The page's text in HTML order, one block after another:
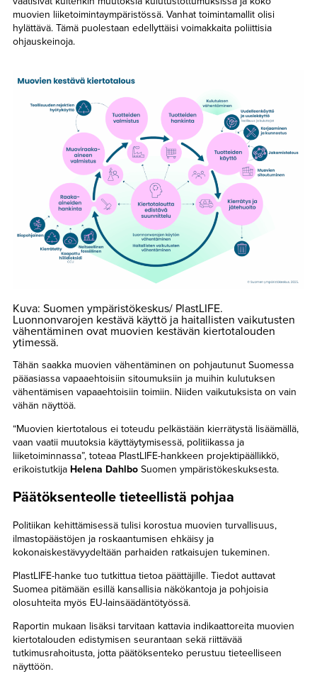
muovien liiketoimintaympäristössä. Vanhat toimintamallit olisi
hylättävä. Tämä puolestaan edellyttäisi voimakkaita poliittisia
ohjauskeinoja.
Kuva: Suomen ympäristökeskus/ PlastLIFE.
Luonnonvarojen kestävä käyttö ja haitallisten vaikutusten
vähentäminen ovat muovien kestävän kiertotalouden
ytimessä.
Tähän saakka muovien vähentäminen on pohjautunut Suomessa
pääasiassa vapaaehtoisiin sitoumuksiin ja muihin kulutuksen
vähentämisen vapaaehtoisiin toimiin. Niiden vaikutuksista on vain
vähän näyttöä.
“Muovien kiertotalous ei toteudu pelkästään kierrätystä lisäämällä,
vaan vaatii muutoksia käyttäytymisessä, politiikassa ja
liiketoiminnassa”, toteaa PlastLIFE-hankkeen projektipäällikkö,
erikoistutkija Helena DahlboSuomen ympäristökeskuksesta.
Päätöksenteolle tieteellistä pohjaa
Politiikan kehittämisessä tulisi korostua muovien turvallisuus,
ilmastopäästöjen ja roskaantumisen ehkäisy ja
kokonaiskestävyydeltään parhaiden ratkaisujen tukeminen.
PlastLIFE-hanke tuo tutkittua tietoa päättäjille. Tiedot auttavat
Suomea pitämään esillä kansallisia näkökantoja ja pohjoisia
olosuhteita myös EU-lainsäädäntötyössä.
Raportin mukaan lisäksi tarvitaan kattavia indikaattoreita muovien
kiertotalouden edistymisen seurantaan sekä riittävää
tutkimusrahoitusta, jotta päätöksenteko perustuu tieteelliseen
näyttöön.